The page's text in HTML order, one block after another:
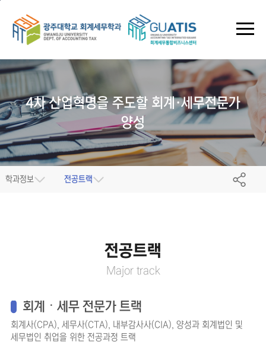
4차 산업혁명을 주도할 회계·세무전문가
양성
학과정보 전공트랙
전공트랙
회계ᆞ세무 전문가 트랙
회계사(CPA), 세무사(CTA), 내부감사사(CIA), 양성과 회계법인 및
세무법인 취업을 위한 전공과정 트랙